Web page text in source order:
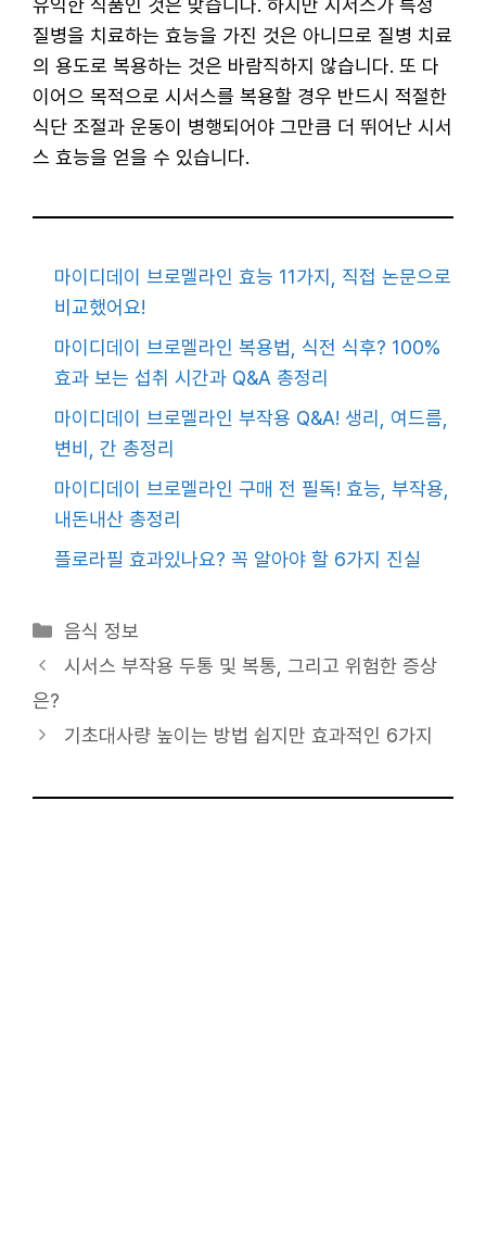
유익한 식품인 것은 맞습니다. 하지만 시서스가 특정
질병을 치료하는 효능을 가진 것은 아니므로 질병 치료
의 용도로 복용하는 것은 바람직하지 않습니다. 또 다
이어으 목적으로 시서스를 복용할 경우 반드시 적절한
식단 조절과 운동이 병행되어야 그만큼 더 뛰어난 시서
스 효능을 얻을 수 있습니다.
마이디데이 브로멜라인 효능 11가지, 직접 논문으로
비교했어요!
마이디데이 브로멜라인 복용법, 식전 식후? 100%
효과 보는 섭취 시간과 Q&A 총정리
마이디데이 브로멜라인 부작용 Q&A! 생리, 여드름,
변비, 간 총정리
마이디데이 브로멜라인 구매 전 필독! 효능, 부작용,
내돈내산 총정리
플로라필 효과있나요? 꼭 알아야 할 6가지 진실
카
테
리
음식 정보
시서스 부작용 두통 및 복통, 그리고 위험한 증상
은?
기초대사량 높이는 방법 쉽지만 효과적인 6가지